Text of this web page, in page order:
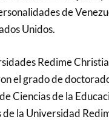
de
Unidos.
Redime
el grado de
Ciencias de la
la Universidad